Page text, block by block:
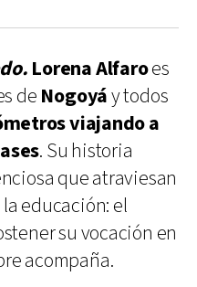
Lorena Alfaroes
de Nogoyáy todos
viajando a
. Su historia
que atraviesan
educación: el
su vocación en
acompaña.